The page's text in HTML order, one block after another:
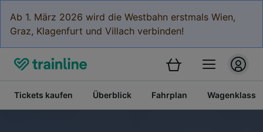
Ab 1. März 2026 wird die Westbahn erstmals Wien,
Graz, Klagenfurt und Villach verbinden!
Tickets kaufen Überblick Fahrplan